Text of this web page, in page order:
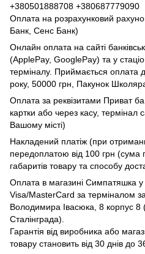
+380501888708 +380687779090
Оплата на розрахунковий
Банк, Сенс Банк)
Онлайн оплата на сайті
(ApplePay, GooglePay) та у
терміналу. Приймається оплата
року, 50000 грн, Пакунок
Оплата за реквізитами Приват
картки або через касу, термінал
Вашому місті)
Накладений платіж (при
передоплатою від 100 грн (сума
габаритів товару та способу
Оплата в магазині Симпатяшка у
Visa/MasterCard за терміналом
Володимира Івасюка, 8 корпус 8
Сталінграда).
Гарантія від виробника або
товару становить від 30 днів до